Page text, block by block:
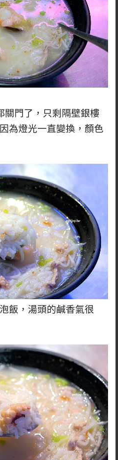
關門了，只剩隔壁銀樓
為燈光一直變換，顏色
飯，湯頭的鹹香氣很